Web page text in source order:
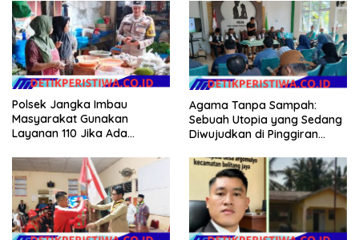
Polsek Jangka Imbau
Masyarakat Gunakan
Layanan 110 Jika Ada
Agama Tanpa Sampah:
Sebuah Utopia yang Sedang
Diwujudkan di Pinggiran